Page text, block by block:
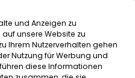
MENÜ
und Anzeigen zu
unsere Website zu
Ihrem Nutzerverhalten gehen
Nutzung für Werbung und
diese Informationen